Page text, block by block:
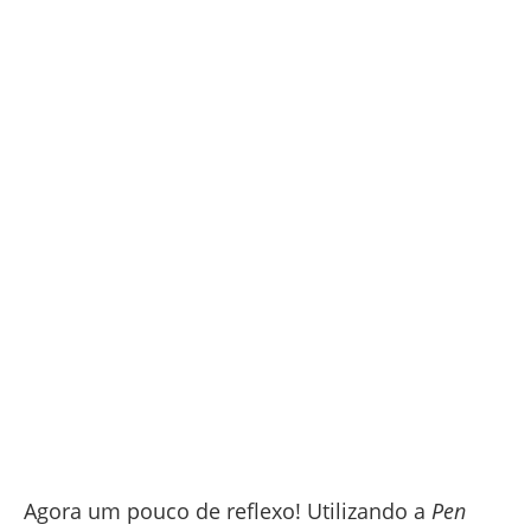
Agora um pouco de reflexo! Utilizando a Pen